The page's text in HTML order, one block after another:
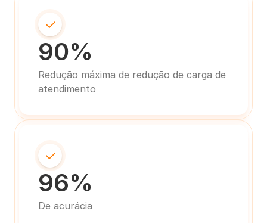
90%
Redução máxima de redução de carga de
atendimento
96%
De acurácia